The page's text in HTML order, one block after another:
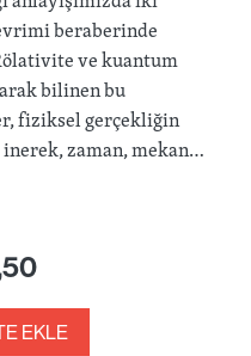
beraberinde
ve kuantum
bilinen bu
fiziksel gerçekliğin
zaman, mekan…
EKLE